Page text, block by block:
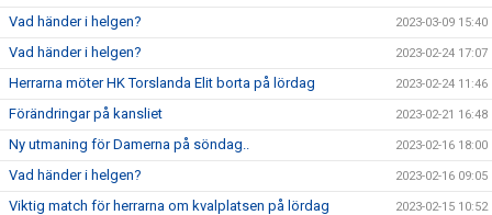
Vad händer i helgen? 2023-03-09 15:40
Vad händer i helgen? 2023-02-24 17:07
Herrarna möter HK Torslanda Elit borta på lördag 2023-02-24 11:46
Förändringar på kansliet 2023-02-21 16:48
Ny utmaning för Damerna på söndag.. 2023-02-16 18:00
Vad händer i helgen? 2023-02-16 09:05
Viktig match för herrarna om kvalplatsen på lördag 2023-02-15 10:52